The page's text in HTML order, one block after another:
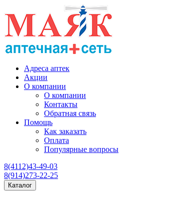
Адреса аптек
Акции
О компании
О компании
Контакты
Обратная связь
Помощь
Как заказать
Оплата
Популярные вопросы
8(4112)43-49-03
8(914)273-22-25
Каталог